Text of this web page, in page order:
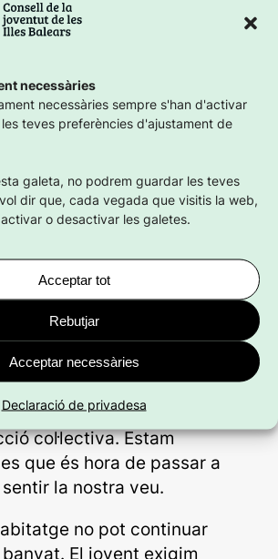
necessàries
necessàries sempre s'han d'activar
teves preferències d'ajustament de
galeta, no podrem guardar les teves
dir que, cada vegada que visitis la web,
o desactivar les galetes.
Acceptar tot
Rebutjar
Acceptar necessàries
Declaració de privadesa
% del jovent balear
29 anys està emancipat.
seus progenitors.
de les persones joves
ho han fet a través d’un
greument la seva economia
l’habitatge s’ha
el principal factor
a les Illes Balears,
per al jovent.
agraïm la invitació i ens
ganes a aquest espai de
col·lectiva. Estam
que és hora de passar a
sentir la nostra veu.
no pot continuar
El jovent exigim